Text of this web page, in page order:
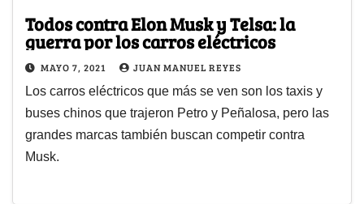
Todos contra Elon Musk y Telsa: la
guerra por los carros eléctricos
MAYO 7, 2021 JUAN MANUEL REYES
Los carros eléctricos que más se ven son los taxis y
buses chinos que trajeron Petro y Peñalosa, pero las
grandes marcas también buscan competir contra
Musk.